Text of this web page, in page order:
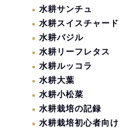
水耕サンチュ
水耕スイスチャード
水耕バジル
水耕リーフレタス
水耕ルッコラ
水耕大葉
水耕小松菜
水耕栽培の記録
水耕栽培初心者向け